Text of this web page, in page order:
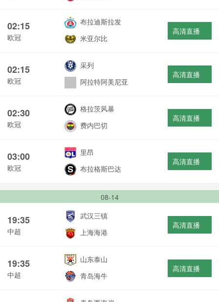
02:15
欧冠
布拉迪斯拉发
米亚尔比
高清直播
02:15
欧冠
采列
阿拉特阿美尼亚
高清直播
02:30
欧冠
格拉茨风暴
费内巴切
高清直播
03:00
欧冠
里昂
布拉格斯巴达
高清直播
08-14
19:35
中超
武汉三镇
上海海港
高清直播
19:35
中超
山东泰山
青岛海牛
高清直播